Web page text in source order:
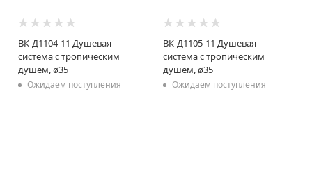
ВК-Д1104-11 Душевая
система с тропическим
душем, ø35
Ожидаем поступления
ВК-Д1105-11 Душевая
система с тропическим
душем, ø35
Ожидаем поступления